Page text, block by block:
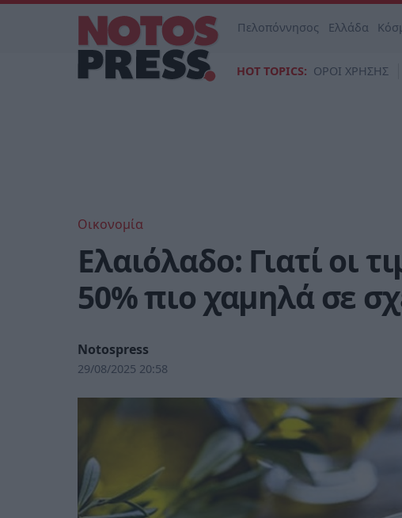
Πελοπόννησος Ελλάδα
HOT TOPICS: ΟΡΟΙ ΧΡΗΣΗΣ
Οικονομία
Ελαιόλαδο: Γιατί οι
50% πιο χαμηλά σε
Notospress
29/08/2025 20:58